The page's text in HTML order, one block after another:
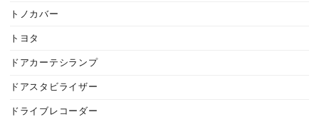
トノカバー
トヨタ
ドアカーテシランプ
ドアスタビライザー
ドライブレコーダー